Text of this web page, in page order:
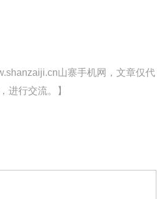
山寨手机网，文章仅代
进行交流。】